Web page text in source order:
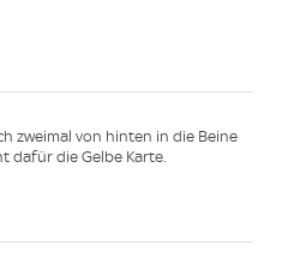
zweimal von hinten in die Beine
dafür die Gelbe Karte.